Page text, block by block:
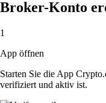
Broker-Konto
1
App öffnen
Starten Sie die App
verifiziert und aktiv ist.